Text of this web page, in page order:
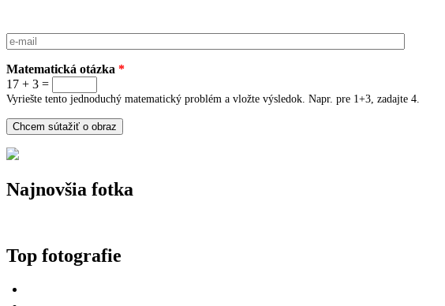
E-mail
Matematická otázka *
17 + 3 =
Vyriešte tento jednoduchý matematický problém a vložte výsledok. Napr. pre 1+3, zadajte 4.
Najnovšia fotka
Top fotografie